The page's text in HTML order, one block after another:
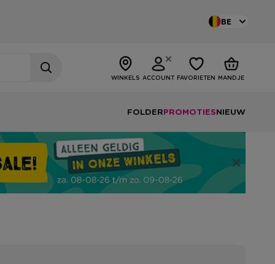
BE
WINKELS ACCOUNT FAVORIETEN MANDJE
FOLDERPROMOTIESNIEUW